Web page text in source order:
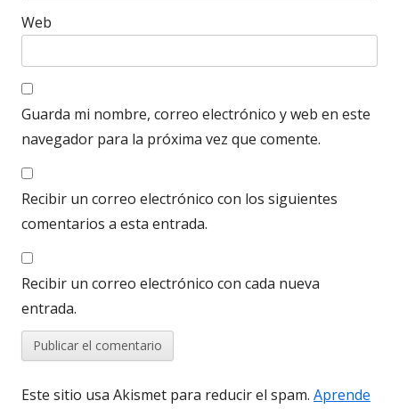
Web
Guarda mi nombre, correo electrónico y web en este
navegador para la próxima vez que comente.
Recibir un correo electrónico con los siguientes
comentarios a esta entrada.
Recibir un correo electrónico con cada nueva
entrada.
Este sitio usa Akismet para reducir el spam. Aprende